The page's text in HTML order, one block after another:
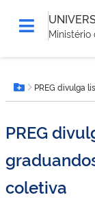
Ministério
está
aqui:Botão Menu
PREG divulga
PREG
coletiva